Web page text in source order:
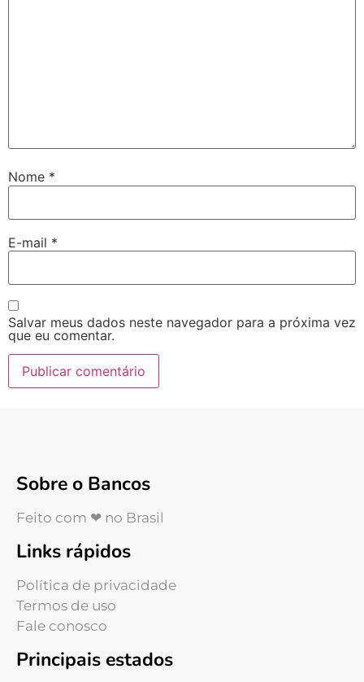
Nome *
E-mail *
Salvar meus dados neste navegador para a próxima vez
que eu comentar.
Sobre o Bancos
Feito com ❤ no Brasil
Links rápidos
Política de privacidade
Termos de uso
Fale conosco
Principais estados